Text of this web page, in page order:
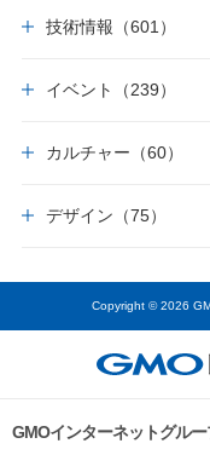
技術情報（601）
イベント（239）
カルチャー（60）
デザイン（75）
Copyright © 2026
GMOインターネットグル